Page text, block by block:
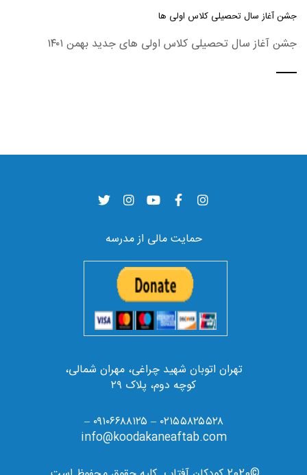
جشن آغاز سال تحصیلی کلاس اولی ها
جشن آغاز سال تحصیلی کلاس اولی های جدید بهمن ۱۴۰۱
حمایت مالی از مدرسه
تهران اتوبان شهید چراغی، مهران شمالی،
کوچه دوم، پلاک ۲۹
۰۲۱۵۵۸۲۵۵۲۸ – ۰۹۱۰۶۶۸۸۱۲۵ –
info@koodakaneaftab.com